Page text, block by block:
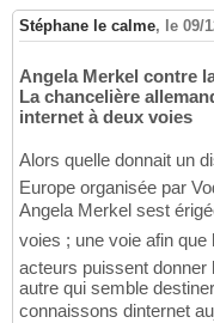
Stéphane le calme, le 09/
Angela Merkel contre
La chancelière
internet à deux voies
Alors quelle donnait un
Europe organisée par
Angela Merkel sest
voies ; une voie afin que
acteurs puissent
autre qui semble
connaissons dinternet